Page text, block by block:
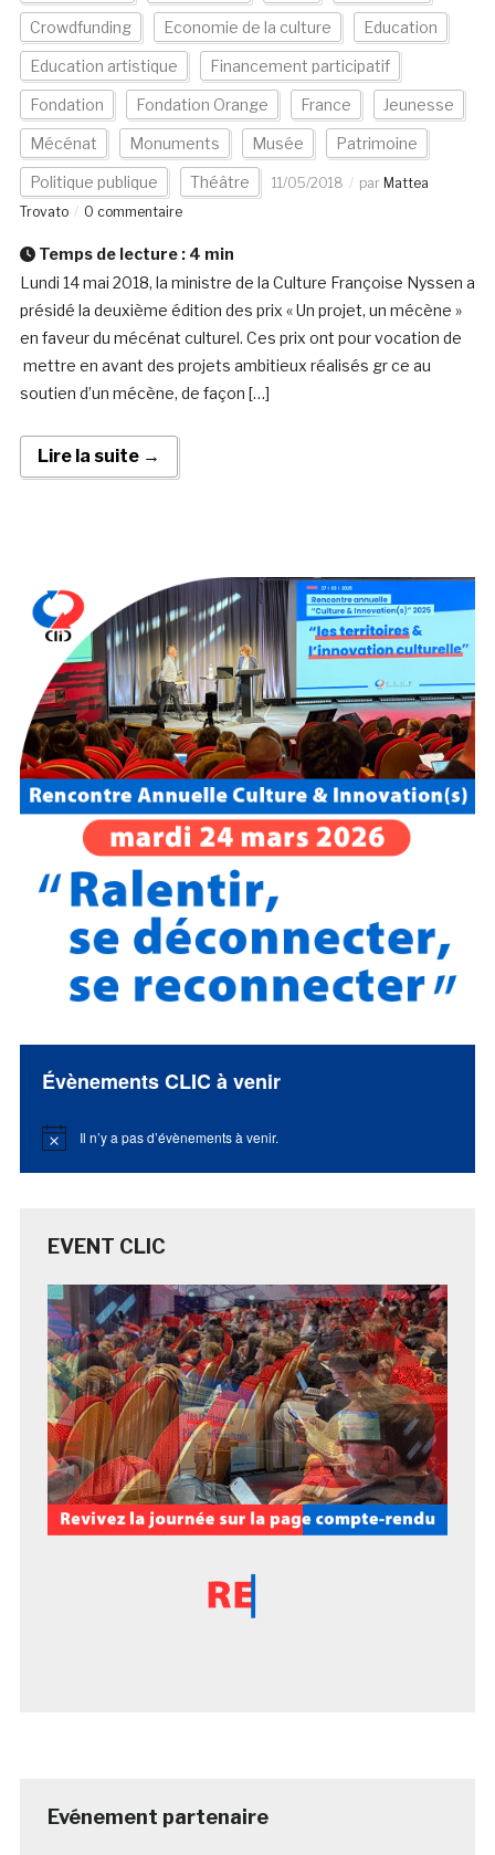
Crowdfunding Economie de la culture Education
Education artistique Financement participatif
Fondation Fondation Orange France Jeunesse
Mécénat Monuments Musée Patrimoine
Politique publique Théâtre 11/05/2018 par Mattea
Trovato
0 commentaire
Temps de lecture : 4 min
Lundi 14 mai 2018, la ministre de la Culture Françoise Nyssen a
présidé la deuxième édition des prix « Un projet, un mécène »
en faveur du mécénat culturel. Ces prix ont pour vocation de
mettre en avant des projets ambitieux réalisés gr ce au
soutien d’un mécène, de façon […]
Lire la suite →
Évènements CLIC à venir
Notice Il n’y a pas d’évènements à venir.
EVENT CLIC
Evénement partenaire